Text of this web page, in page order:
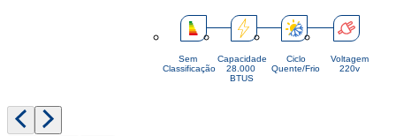
Sem
Classificação
Capacidade
28.000
BTUS
Ciclo
Quente/Frio
Voltagem
220v